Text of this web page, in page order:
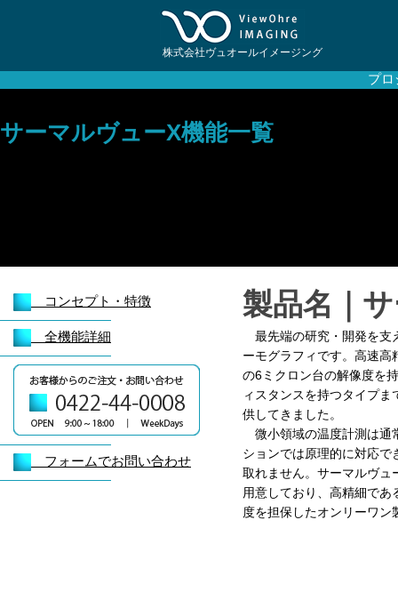
株式会社ヴュオールイメージング
プロ
サーマルヴューX機能一覧
コンセプト・特徴
全機能詳細
フォームでお問い合わせ
製品名｜
最先端の研究・開発を支
ーモグラフィです。高速高
の6ミクロン台の解像度を
ィスタンスを持つタイプ
供してきました。
微小領域の温度計測は通
ションでは原理的に対応で
取れません。サーマルヴュ
用意しており、高精細で
度を担保したオンリーワン